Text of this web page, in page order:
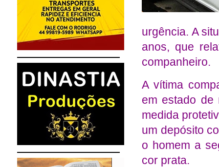
urgência. A
anos, que
companheiro.
A vítima
em estado de
medida
um depósito
o homem a
cor prata.